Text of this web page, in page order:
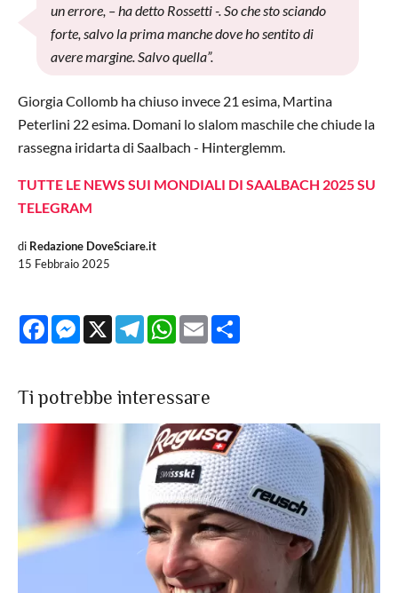
un errore, – ha detto Rossetti -. So che sto sciando
forte, salvo la prima manche dove ho sentito di
avere margine. Salvo quella”.
Giorgia Collomb ha chiuso invece 21 esima, Martina
Peterlini 22 esima. Domani lo slalom maschile che chiude la
rassegna iridarta di Saalbach - Hinterglemm.
TUTTE LE NEWS SUI MONDIALI DI SAALBACH 2025 SU
TELEGRAM
di Redazione DoveSciare.it
15 Febbraio 2025
FacebookMessenger
X TelegramWhatsApp
Email
Ti potrebbe interessare